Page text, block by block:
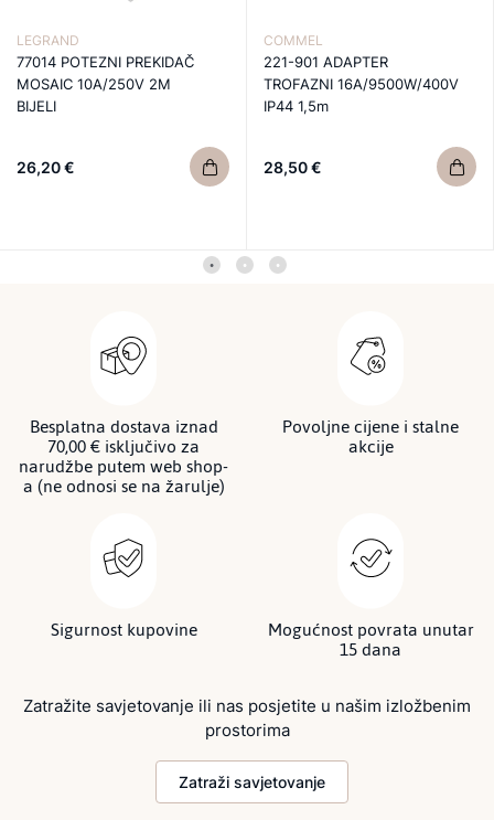
LEGRAND
77014 POTEZNI PREKIDAČ
MOSAIC 10A/250V 2M
BIJELI
26,20 €
COMMEL
221-901 ADAPTER
TROFAZNI 16A/9500W/400V
IP44 1,5m
28,50 €
Besplatna dostava iznad
70,00 € isključivo za
narudžbe putem web shop-
a (ne odnosi se na žarulje)
Povoljne cijene i stalne
akcije
Sigurnost kupovine Mogućnost povrata unutar
15 dana
Zatražite savjetovanje ili nas posjetite u našim izložbenim
prostorima
Zatraži savjetovanje